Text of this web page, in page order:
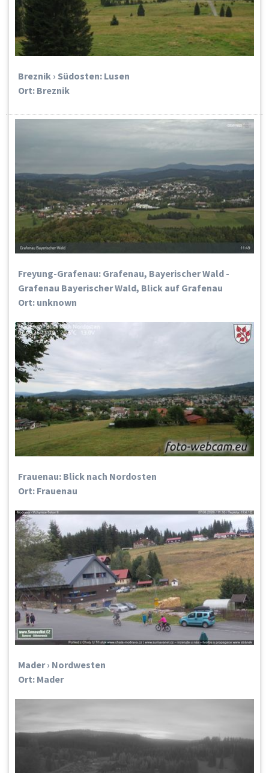
Breznik › Südosten: Lusen
Ort: Breznik
Freyung-Grafenau: Grafenau, Bayerischer Wald -
Grafenau Bayerischer Wald, Blick auf Grafenau
Ort: unknown
Frauenau: Blick nach Nordosten
Ort: Frauenau
Mader › Nordwesten
Ort: Mader